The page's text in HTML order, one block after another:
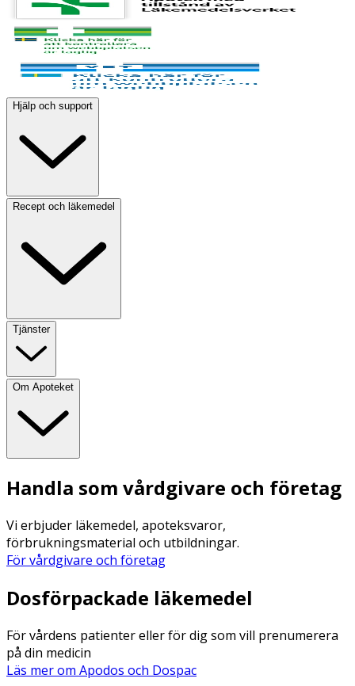
Hjälp och support
Recept och läkemedel
Tjänster
Om Apoteket
Handla som vårdgivare och företag
Vi erbjuder läkemedel, apoteksvaror,
förbrukningsmaterial och utbildningar.
För vårdgivare och företag
Dosförpackade läkemedel
För vårdens patienter eller för dig som vill prenumerera
på din medicin
Läs mer om Apodos och Dospac